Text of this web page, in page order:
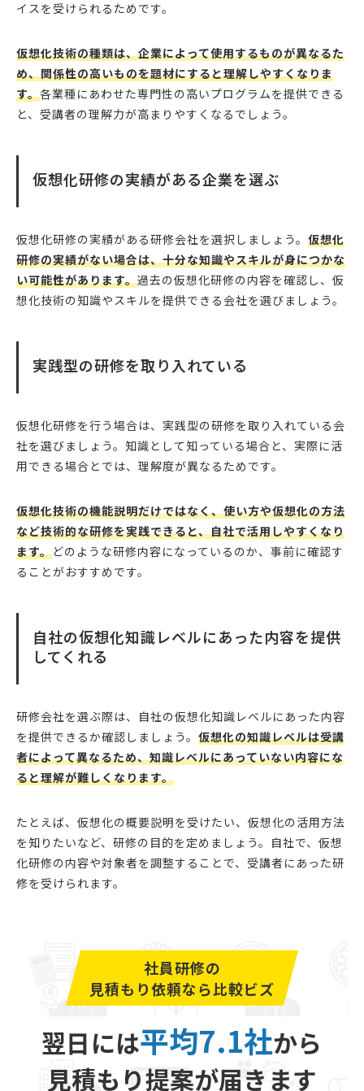
イスを受けられるためです。
仮想化技術の種類は、企業によって使用するものが異なるた
め、関係性の高いものを題材にすると理解しやすくなりま
す。各業種にあわせた専門性の高いプログラムを提供できる
と、受講者の理解力が高まりやすくなるでしょう。
仮想化研修の実績がある企業を選ぶ
仮想化研修の実績がある研修会社を選択しましょう。 仮想化
研修の実績がない場合は、十分な知識やスキルが身につかな
い可能性があります。過去の仮想化研修の内容を確認し、仮
想化技術の知識やスキルを提供できる会社を選びましょう。
実践型の研修を取り入れている
仮想化研修を行う場合は、実践型の研修を取り入れている会
社を選びましょう。知識として知っている場合と、実際に活
用できる場合とでは、理解度が異なるためです。
仮想化技術の機能説明だけではなく、使い方や仮想化の方法
など技術的な研修を実践できると、自社で活用しやすくなり
ます。どのような研修内容になっているのか、事前に確認す
ることがおすすめです。
自社の仮想化知識レベルにあった内容を提供
してくれる
研修会社を選ぶ際は、自社の仮想化知識レベルにあった内容
を提供できるか確認しましょう。 仮想化の知識レベルは受講
者によって異なるため、知識レベルにあっていない内容にな
ると理解が難しくなります。
たとえば、仮想化の概要説明を受けたい、仮想化の活用方法
を知りたいなど、研修の目的を定めましょう。自社で、仮想
化研修の内容や対象者を調整することで、受講者にあった研
修を受けられます。
社員研修の
見積もり依頼なら比較ビズ
翌日には平均7.1社から
見積もり提案が届きます